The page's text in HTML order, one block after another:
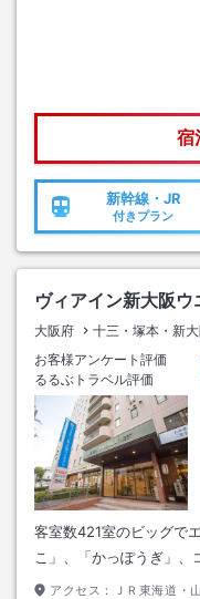
宿
新幹線・JR
付きプラン
ヴィアイン新大阪ウ
大阪府 十三・塚本・新
お客様アンケート評価
るるぶトラベル評価
客室数421室のビッグで
こ」、「かっぽうぎ」、
アクセス： ＪＲ東海道・